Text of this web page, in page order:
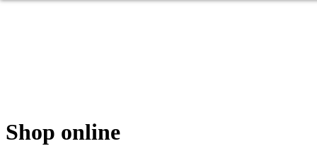
Shop online